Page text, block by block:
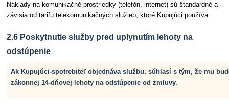
Náklady na komunikačné prostriedky (telefón, internet) sú štandardné a
závisia od tarifu telekomunikačných služieb, ktoré Kupujúci používa.
2.6 Poskytnutie služby pred uplynutím lehoty na
odstúpenie
Ak Kupujúci-spotrebiteľ objednáva službu, súhlasí s tým, že mu
zákonnej 14-dňovej lehoty na odstúpenie od zmluvy.